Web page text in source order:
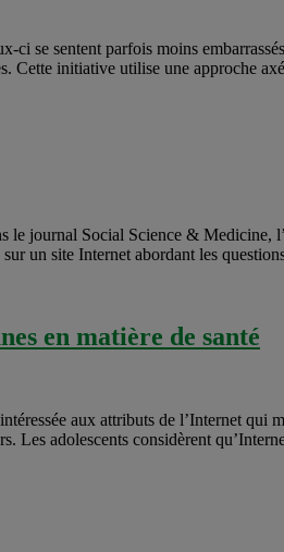
ci se sentent parfois moins
Cette initiative utilise une approche
le journal Social Science & Medicine,
un site Internet abordant les
en matière de santé
aux attributs de l’Internet qui
adolescents considèrent